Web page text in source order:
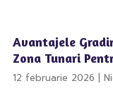
Avantajele
Zona Tunari
12 februarie 2026